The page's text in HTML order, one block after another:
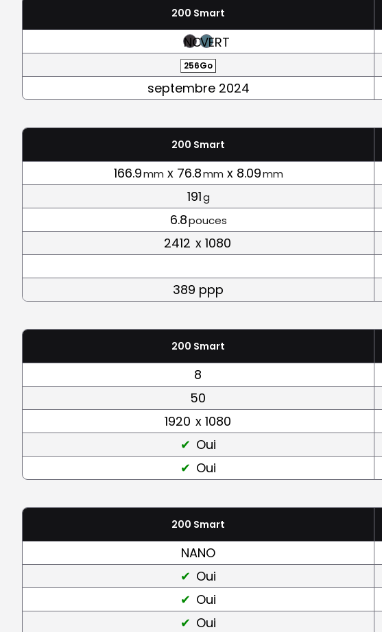
200 Smart
NOIRVERT
256Go
septembre 2024
200 Smart
166.9mm x 76.8mm x 8.09mm
191g
6.8pouces
2412 x 1080
389 ppp
200 Smart
8
50
1920 x 1080
Oui
Oui
200 Smart
NANO
Oui
Oui
Oui